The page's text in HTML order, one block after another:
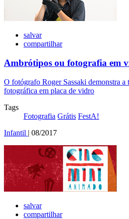
salvar
compartilhar
Ambrótipos ou fotografia em
O fotógrafo Roger Sassaki demonstra a
fotográfica em placa de vidro
Tags
Fotografia Grátis FestA!
Infantil | 08/2017
salvar
compartilhar